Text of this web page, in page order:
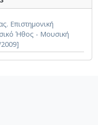
Επιστημονική
Ήθος - Μουσική